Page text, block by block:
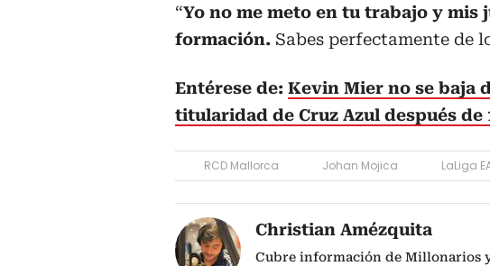
“Yo no me meto en tu trabajo y mis
formación. Sabes perfectamente de
Entérese de: Kevin Mier no se baja
titularidad de Cruz Azul después de
RCD Mallorca Johan Mojica LaLiga
Christian Amézquita
Cubre información de Millonarios